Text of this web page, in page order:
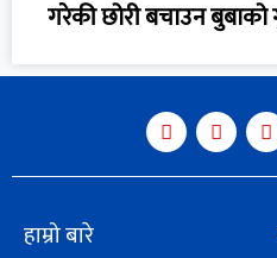
गरेकी छोरी बचाउन बुबाको
हाम्रो बारे